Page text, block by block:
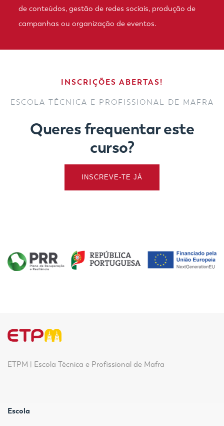
de conteúdos, gestão de redes sociais, produção de
campanhas ou organização de eventos.
INSCRIÇÕES ABERTAS!
ESCOLA TÉCNICA E PROFISSIONAL DE MAFRA
Queres frequentar este
curso?
INSCREVE-TE JÁ
ETPM | Escola Técnica e Profissional de Mafra
Escola